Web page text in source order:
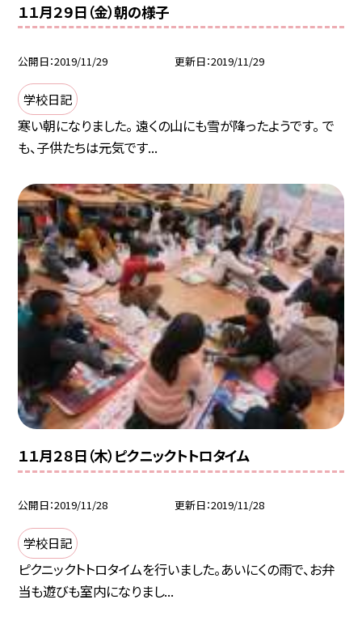
１１月２９日（金）朝の様子
公開日 2019/11/29 更新日 2019/11/29
学校日記
寒い朝になりました。 遠くの山にも雪が降ったようです。 で
も、子供たちは元気です...
１１月２８日（木）ピクニックトトロタイム
公開日 2019/11/28 更新日 2019/11/28
学校日記
ピクニックトトロタイムを行いました。あいにくの雨で、お弁
当も遊びも室内になりまし...